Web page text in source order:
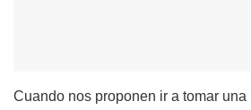
Cuando nos proponen ir a tomar